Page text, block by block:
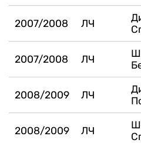
2007/2008 ЛЧ
2007/2008 ЛЧ
2008/2009 ЛЧ
2008/2009 ЛЧ